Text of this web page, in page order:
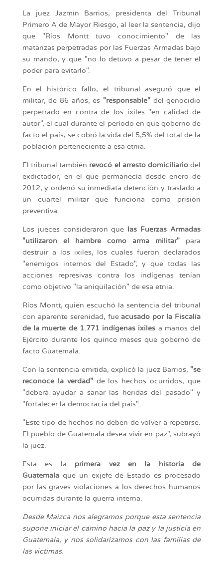
La juez Jazmín Barrios, presidenta del Tribunal
Primero A de Mayor Riesgo, al leer la sentencia, dijo
que "Ríos Montt tuvo conocimiento" de las
matanzas perpetradas por las Fuerzas Armadas bajo
su mando, y que "no lo detuvo a pesar de tener el
poder para evitarlo".
En el histórico fallo, el tribunal aseguró que el
militar, de 86 años, es "responsable"del genocidio
perpetrado en contra de los ixiles "en calidad de
autor", el cual durante el período en que gobernó de
facto el país, se cobró la vida del 5,5% del total de la
población perteneciente a esa etnia.
El tribunal también revocó el arresto domiciliario del
exdictador, en el que permanecía desde enero de
2012, y ordenó su inmediata detención y traslado a
un cuartel militar que funciona como prisión
preventiva.
Los jueces consideraron que
las Fuerzas Armadas
"utilizaron el hambre como arma militar" para
destruir a los ixiles, los cuales fueron declarados
"enemigos internos del Estado", y que todas las
acciones represivas contra los indígenas tenían
como objetivo "la aniquilación" de esa etnia.
Ríos Montt, quien escuchó la sentencia del tribunal
con aparente serenidad, fueacusado por la Fiscalía
de la muerte de 1.771 indígenas ixiles a manos del
Ejército durante los quince meses que gobernó de
facto Guatemala.
Con la sentencia emitida, explicó la juez Barrios, "se
reconoce la verdad"de los hechos ocurridos, que
"deberá ayudar a sanar las heridas del pasado" y
"fortalecer la democracia del país".
"Este tipo de hechos no deben de volver a repetirse.
El pueblo de Guatemala desea vivir en paz", subrayó
la juez.
Esta es la primera vez en la historia de
Guatemalaque un exjefe de Estado es procesado
por las graves violaciones a los derechos humanos
ocurridas durante la guerra interna.
Desde Maizca nos alegramos porque esta sentencia
supone iniciar el camino hacia la paz y la justicia en
Guatemala, y nos solidarizamos con las familias de
las victimas.